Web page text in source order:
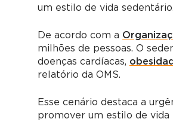
um estilo de vida sedentário.
De acordo com a
milhões de pessoas. O
doenças cardíacas,
relatório da OMS.
Esse cenário destaca a
promover um estilo de vida